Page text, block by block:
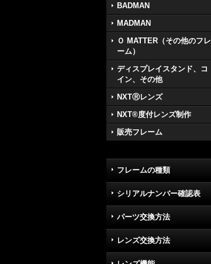
BADMAN
MADMAN
Ｏ MATTER（その他のフレ
ーム）
ディスプレイスタンド、コ
イン、その他
NXTⓇレンズ
NXT®度付レンズ制作
販売フレーム
フレームの種類
シリアルナンバー確認表
パーツ交換方法
レンズ交換方法